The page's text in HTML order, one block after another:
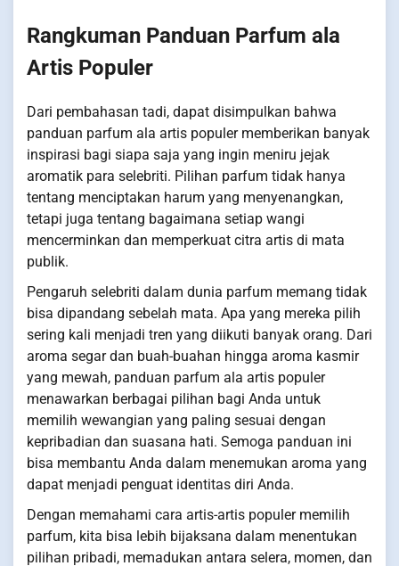
Rangkuman Panduan Parfum ala
Artis Populer
Dari pembahasan tadi, dapat disimpulkan bahwa
panduan parfum ala artis populer memberikan banyak
inspirasi bagi siapa saja yang ingin meniru jejak
aromatik para selebriti. Pilihan parfum tidak hanya
tentang menciptakan harum yang menyenangkan,
tetapi juga tentang bagaimana setiap wangi
mencerminkan dan memperkuat citra artis di mata
publik.
Pengaruh selebriti dalam dunia parfum memang tidak
bisa dipandang sebelah mata. Apa yang mereka pilih
sering kali menjadi tren yang diikuti banyak orang. Dari
aroma segar dan buah-buahan hingga aroma kasmir
yang mewah, panduan parfum ala artis populer
menawarkan berbagai pilihan bagi Anda untuk
memilih wewangian yang paling sesuai dengan
kepribadian dan suasana hati. Semoga panduan ini
bisa membantu Anda dalam menemukan aroma yang
dapat menjadi penguat identitas diri Anda.
Dengan memahami cara artis-artis populer memilih
parfum, kita bisa lebih bijaksana dalam menentukan
pilihan pribadi, memadukan antara selera, momen, dan